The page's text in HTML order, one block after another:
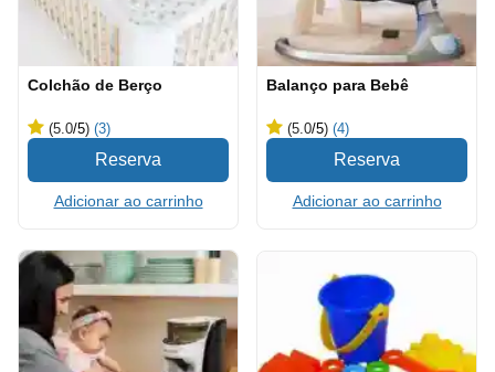
Colchão de Berço
(5.0/5) (3)
Adicionar ao carrinho
Balanço para Bebê
(5.0/5) (4)
Adicionar ao carrinho